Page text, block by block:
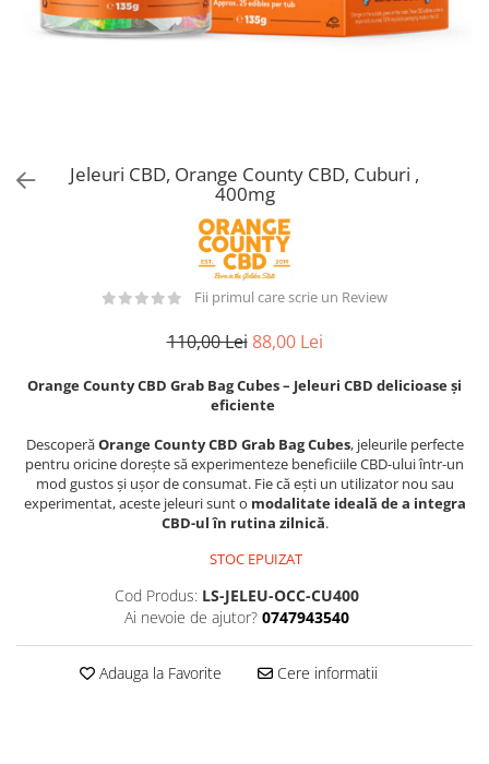
Jeleuri CBD, Orange County CBD, Cuburi ,
400mg
Fii primul care scrie un Review
110,00 Lei 88,00 Lei
Orange County CBD Grab Bag Cubes – Jeleuri CBD delicioase și
eficiente
DescoperăOrange County CBD Grab Bag Cubes, jeleurile perfecte
pentru oricine dorește să experimenteze beneficiile CBD-ului într-un
mod gustos și ușor de consumat. Fie că ești un utilizator nou sau
experimentat, aceste jeleuri sunt o modalitate ideală de a integra
CBD-ul în rutina zilnică.
STOC EPUIZAT
Cod Produs: LS-JELEU-OCC-CU400
Ai nevoie de ajutor? 0747943540
Adauga la Favorite Cere informatii